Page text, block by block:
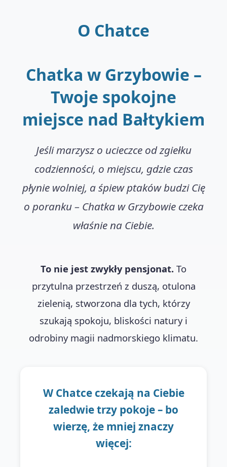
O Chatce
Chatka w Grzybowie –
Twoje spokojne
miejsce nad Bałtykiem
Jeśli marzysz o ucieczce od zgiełku
codzienności, o miejscu, gdzie czas
płynie wolniej, a śpiew ptaków budzi Cię
o poranku – Chatka w Grzybowie czeka
właśnie na Ciebie.
To nie jest zwykły pensjonat. To
przytulna przestrzeń z duszą, otulona
zielenią, stworzona dla tych, którzy
szukają spokoju, bliskości natury i
odrobiny magii nadmorskiego klimatu.
W Chatce czekają na Ciebie
zaledwie trzy pokoje – bo
wierzę, że mniej znaczy
więcej: